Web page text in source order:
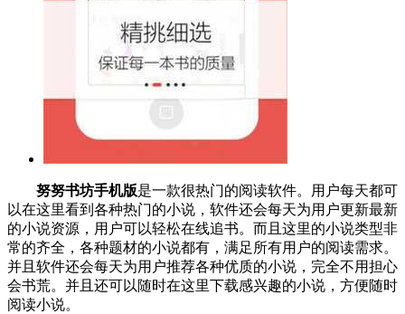
努努书坊手机版是一款很热门的阅读软件。用户每天都可
以在这里看到各种热门的小说，软件还会每天为用户更新最新
的小说资源，用户可以轻松在线追书。而且这里的小说类型非
常的齐全，各种题材的小说都有，满足所有用户的阅读需求。
并且软件还会每天为用户推荐各种优质的小说，完全不用担心
会书荒。并且还可以随时在这里下载感兴趣的小说，方便随时
阅读小说。